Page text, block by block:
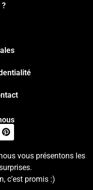
?
vous présentons les
c’est promis :)